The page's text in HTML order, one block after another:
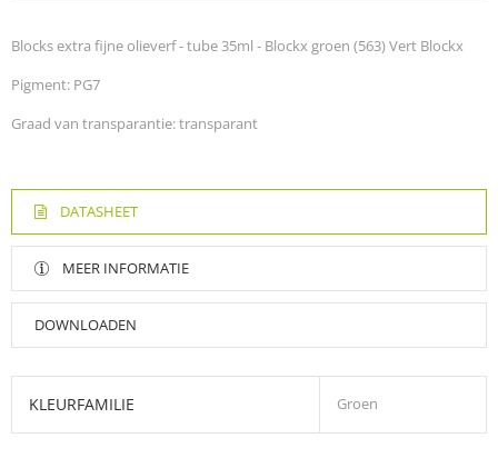
Blocks extra fijne olieverf - tube 35ml - Blockx groen (563) Vert Blockx
Pigment: PG7
Graad van transparantie: transparant
DATASHEET
MEER INFORMATIE
DOWNLOADEN
KLEURFAMILIE Groen